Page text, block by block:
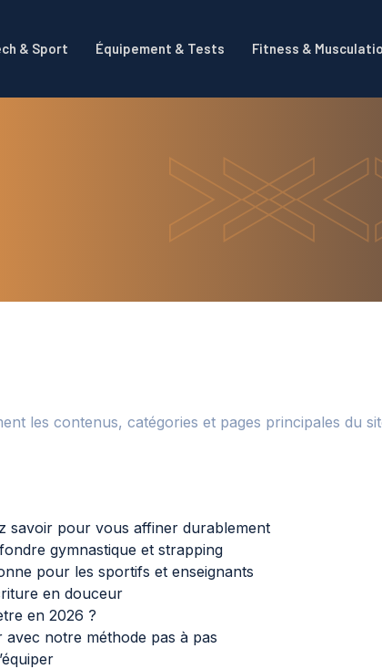
& Sport Équipement & Tests Fitness &
les contenus, catégories et pages principales du
savoir pour vous affiner durablement
gymnastique et strapping
pour les sportifs et enseignants
en douceur
en 2026 ?
notre méthode pas à pas